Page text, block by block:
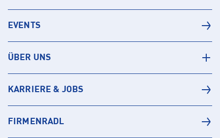
EVENTS
ÜBER UNS
KARRIERE & JOBS
FIRMENRADL